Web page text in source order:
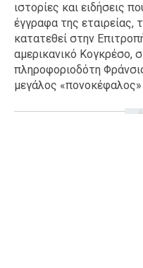
ιστορίες και ειδήσεις
έγγραφα της εταιρείας,
κατατεθεί στην
αμερικανικό Κογκρέσο,
πληροφοριοδότη
μεγάλος